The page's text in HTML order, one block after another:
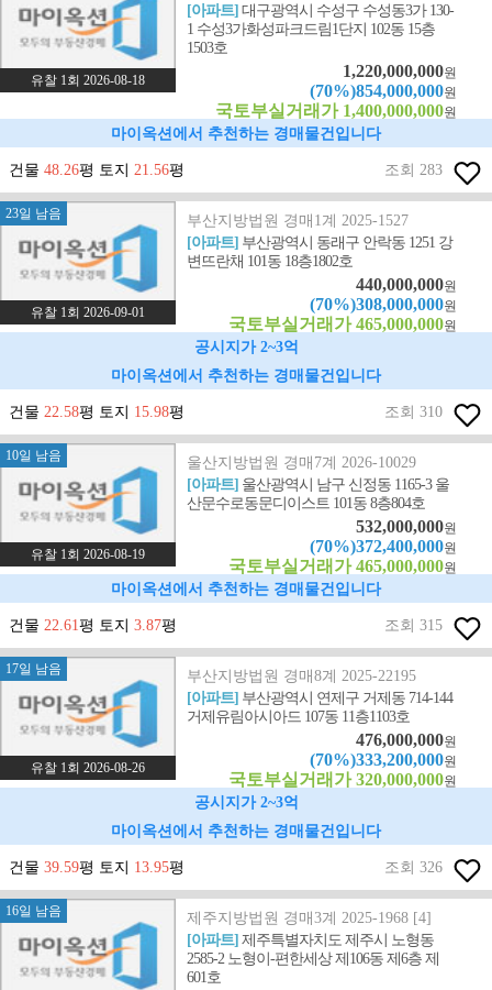
유찰 1회 2026-08-18
[아파트]대구광역시 수성구 수성동3가 130-
1 수성3가화성파크드림1단지 102동 15층
1503호
1,220,000,000원
(70%)854,000,000원
국토부실거래가 1,400,000,000원
마이옥션에서 추천하는 경매물건입니다
건물 48.26평 토지 21.56평 조회 283
23일 남음
유찰 1회 2026-09-01
부산지방법원 경매1계 2025-1527
[아파트] 부산광역시 동래구 안락동 1251 강
변뜨란채 101동 18층1802호
440,000,000원
(70%)308,000,000원
국토부실거래가 465,000,000원
공시지가 2~3억
마이옥션에서 추천하는 경매물건입니다
건물 22.58평 토지 15.98평 조회 310
10일 남음
유찰 1회 2026-08-19
울산지방법원 경매7계 2026-10029
[아파트] 울산광역시 남구 신정동 1165-3 울
산문수로동문디이스트 101동 8층804호
532,000,000원
(70%)372,400,000원
국토부실거래가 465,000,000원
마이옥션에서 추천하는 경매물건입니다
건물 22.61평 토지 3.87평 조회 315
17일 남음
유찰 1회 2026-08-26
부산지방법원 경매8계 2025-22195
[아파트] 부산광역시 연제구 거제동 714-144
거제유림아시아드 107동 11층1103호
476,000,000원
(70%)333,200,000원
국토부실거래가 320,000,000원
공시지가 2~3억
마이옥션에서 추천하는 경매물건입니다
건물 39.59평 토지 13.95평 조회 326
16일 남음
제주지방법원 경매3계 2025-1968 [4]
[아파트]제주특별자치도 제주시 노형동
2585-2 노형이-편한세상 제106동 제6층 제
601호